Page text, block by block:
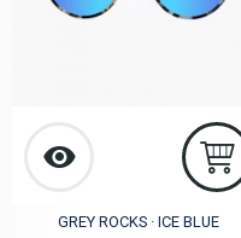
GREY ROCKS · ICE BLUE